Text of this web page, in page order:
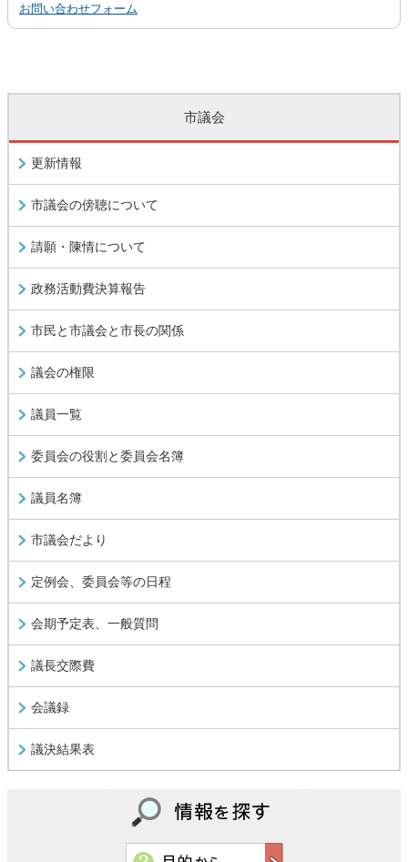
お問い合わせフォーム
市議会
更新情報
市議会の傍聴について
請願・陳情について
政務活動費決算報告
市民と市議会と市長の関係
議会の権限
議員一覧
委員会の役割と委員会名簿
議員名簿
市議会だより
定例会、委員会等の日程
会期予定表、一般質問
議長交際費
会議録
議決結果表